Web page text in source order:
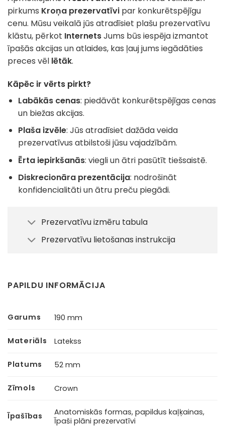
pirkums Kroņa prezervatīvi par konkurētspējīgu
cenu. Mūsu veikalā jūs atradīsiet plašu prezervatīvu
klāstu, pērkot InternetsJums būs iespēja izmantot
īpašās akcijas un atlaides, kas ļauj jums iegādāties
preces vēl lētāk.
Kāpēc ir vērts pirkt?
Labākās cenas: piedāvāt konkurētspējīgas cenas
un biežas akcijas.
Plaša izvēle: Jūs atradīsiet dažāda veida
prezervatīvus atbilstoši jūsu vajadzībām.
Ērta iepirkšanās: viegli un ātri pasūtīt tiešsaistē.
Diskrecionāra prezentācija: nodrošināt
konfidencialitāti un ātru preču piegādi.
Prezervatīvu izmēru tabula
Prezervatīvu lietošanas instrukcija
PAPILDU INFORMĀCIJA
Garums 190 mm
Materiāls Latekss
Platums 52 mm
Zīmols Crown
Īpašības
Anatomiskās formas, papildus kaļķainas,
Īpaši plāni prezervatīvi